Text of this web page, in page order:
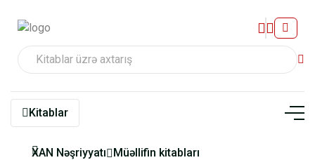
Kitablar
XAN Nəşriyyatı Müəllifin kitabları